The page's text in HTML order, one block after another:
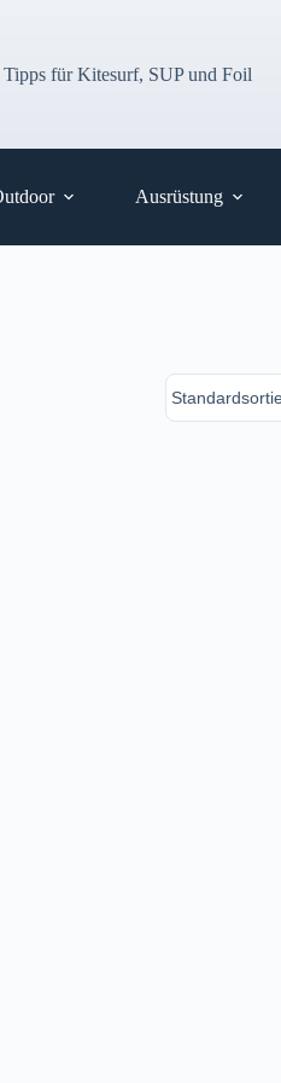
für Kitesurf, SUP und Foil
Ausrüstung